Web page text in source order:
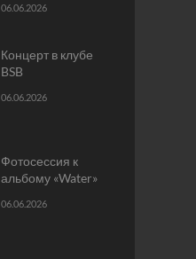
06.06.2026
Концерт в клубе
BSB
06.06.2026
Фотосессия к
альбому «Water»
06.06.2026